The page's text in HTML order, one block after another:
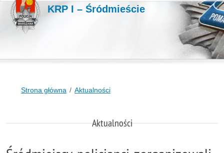
KRP I – Śródmieście
Strona główna Aktualności
Aktualności